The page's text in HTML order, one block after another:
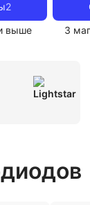
2
выше
3